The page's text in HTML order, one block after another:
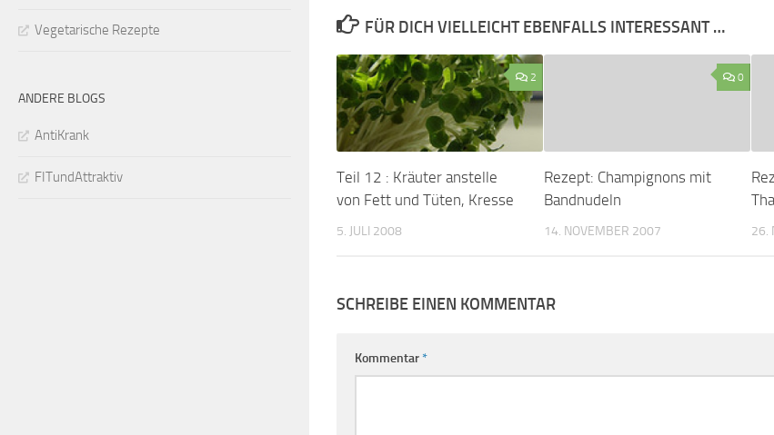
FÜR DICH VIELLEICHT EBENFALLS INTERESSANT …
2
Teil 12 : Kräuter anstelle
von Fett und Tüten, Kresse
5. JULI 2008
0
Rezept: Champignons mit
Bandnudeln
14. NOVEMBER 2007 26.
SCHREIBE EINEN KOMMENTAR
Kommentar*
Vegetarische Rezepte
ANDERE BLOGS
AntiKrank
FITundAttraktiv